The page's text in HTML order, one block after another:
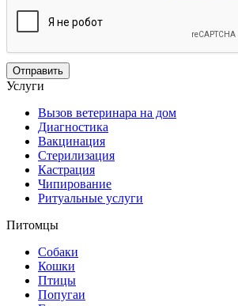
Услуги
Вызов ветеринара на дом
Диагностика
Вакцинация
Стерилизация
Кастрация
Чипирование
Ритуальные услуги
Питомцы
Собаки
Кошки
Птицы
Попугаи